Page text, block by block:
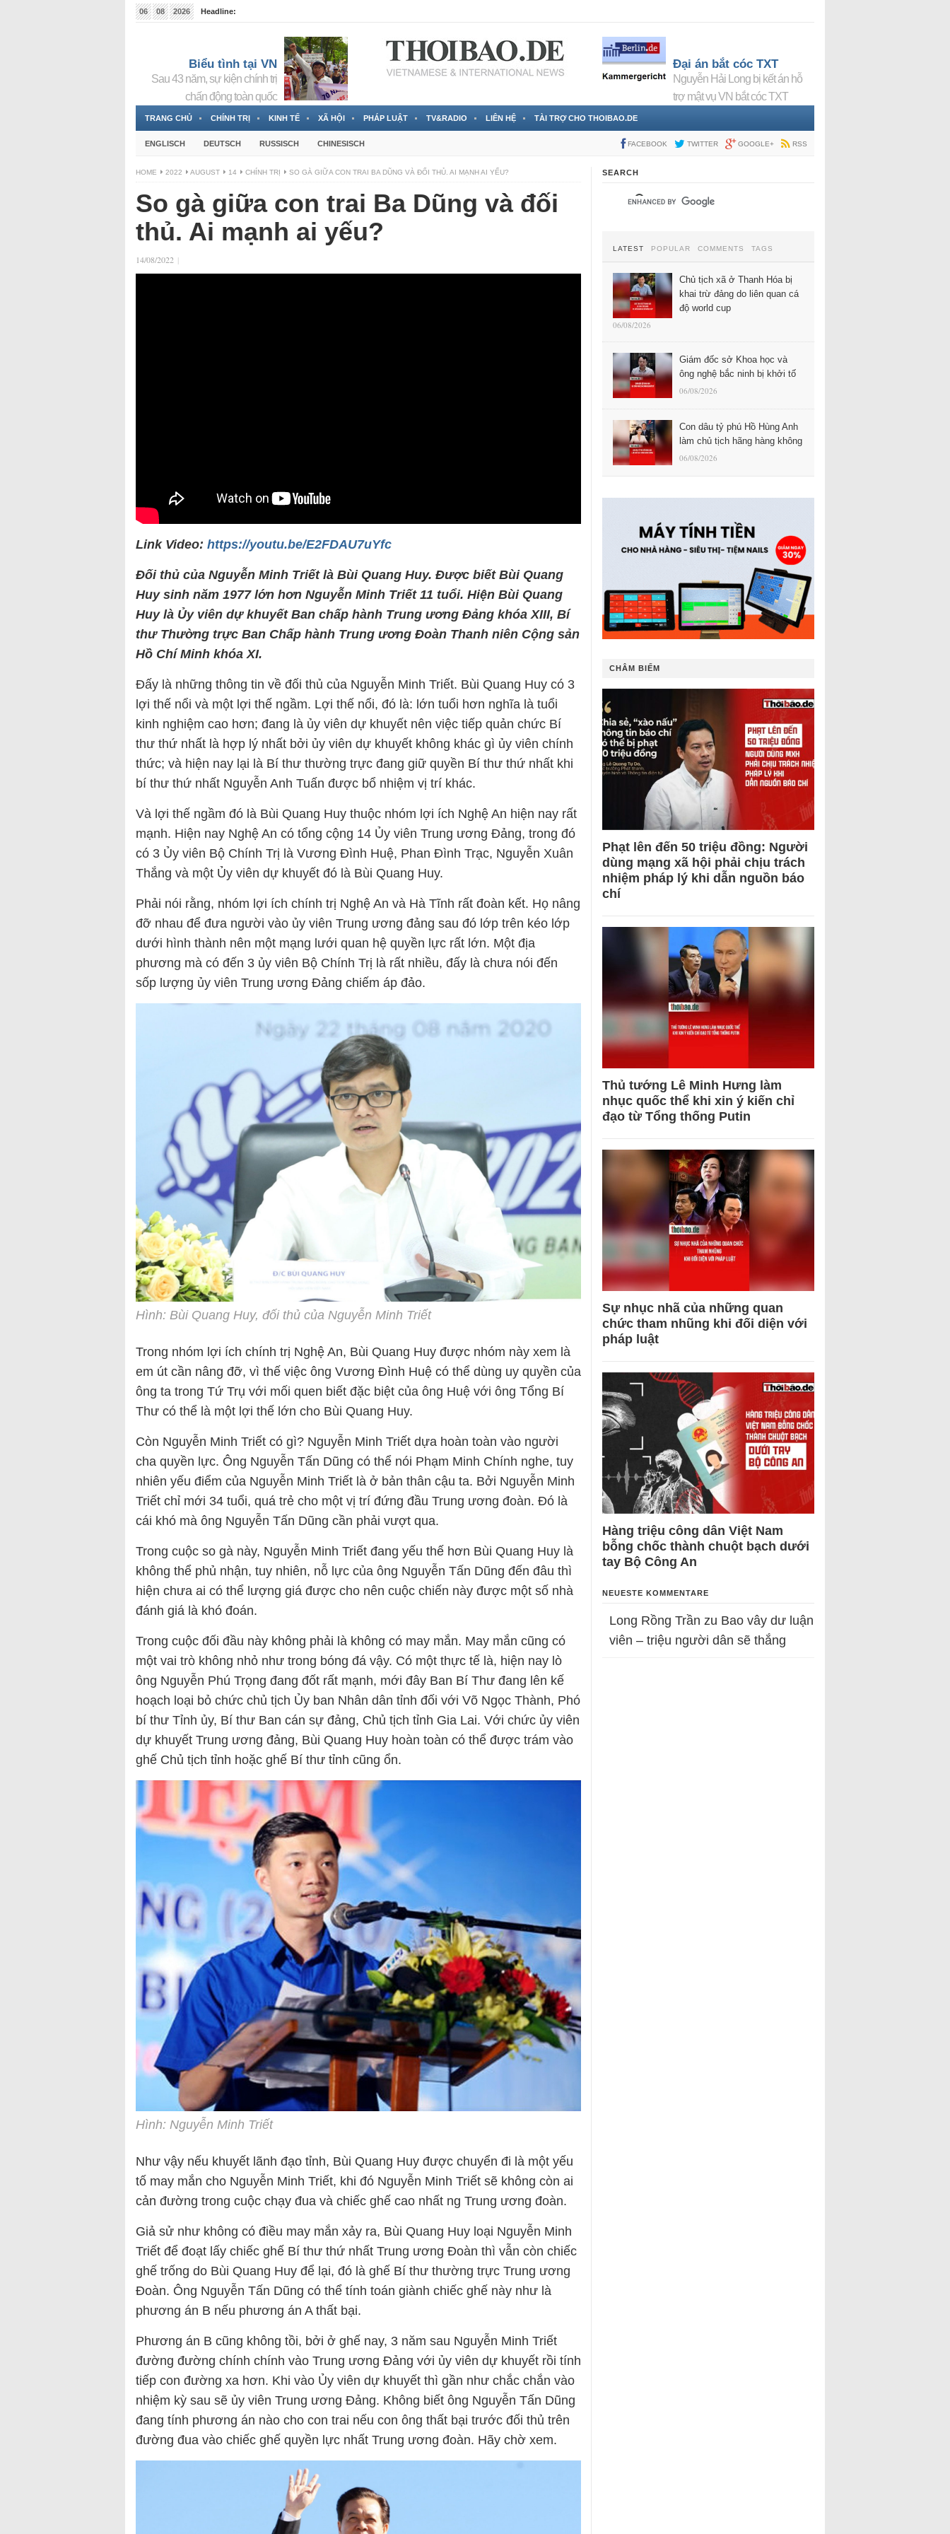
06 08 2026
Headline:
Biểu tình tại VN
Sau 43 năm, sự kiện chính trị
chấn động toàn quốc
Đại án bắt cóc TXT
Nguyễn Hải Long bị kết án hỗ
trợ mật vụ VN bắt cóc TXT
TRANG CHỦ CHÍNH TRỊ KINH TẾ XÃ HỘI PHÁP LUẬT TV&RADIO LIÊN HỆ TÀI TRỢ CHO THOIBAO.DE
ENGLISCH DEUTSCH RUSSISCH CHINESISCH FACEBOOK TWITTER GOOGLE+ RSS
HOME 2022 AUGUST 14 CHÍNH TRỊ SO GÀ GIỮA CON TRAI BA DŨNG VÀ ĐỐI THỦ. AI MẠNH AI YẾU?
So gà giữa con trai Ba Dũng và đối
thủ. Ai mạnh ai yếu?
14/08/2022 |
Link Video: https://youtu.be/E2FDAU7uYfc
Đối thủ của Nguyễn Minh Triết là Bùi Quang Huy. Được biết Bùi Quang
Huy sinh năm 1977 lớn hơn Nguyễn Minh Triết 11 tuổi. Hiện Bùi Quang
Huy là Ủy viên dự khuyết Ban chấp hành Trung ương Đảng khóa XIII, Bí
thư Thường trực Ban Chấp hành Trung ương Đoàn Thanh niên Cộng sản
Hồ Chí Minh khóa XI.
Đấy là những thông tin về đối thủ của Nguyễn Minh Triết. Bùi Quang Huy có 3
lợi thế nổi và một lợi thế ngầm. Lợi thế nổi, đó là: lớn tuổi hơn nghĩa là tuổi
kinh nghiệm cao hơn; đang là ủy viên dự khuyết nên việc tiếp quản chức Bí
thư thứ nhất là hợp lý nhất bởi ủy viên dự khuyết không khác gì ủy viên chính
thức; và hiện nay lại là Bí thư thường trực đang giữ quyền Bí thư thứ nhất khi
bí thư thứ nhất Nguyễn Anh Tuấn được bổ nhiệm vị trí khác.
Và lợi thế ngầm đó là Bùi Quang Huy thuộc nhóm lợi ích Nghệ An hiện nay rất
mạnh. Hiện nay Nghệ An có tổng cộng 14 Ủy viên Trung ương Đảng, trong đó
có 3 Ủy viên Bộ Chính Trị là Vương Đình Huệ, Phan Đình Trạc, Nguyễn Xuân
Thắng và một Ủy viên dự khuyết đó là Bùi Quang Huy.
Phải nói rằng, nhóm lợi ích chính trị Nghệ An và Hà Tĩnh rất đoàn kết. Họ nâng
đỡ nhau để đưa người vào ủy viên Trung ương đảng sau đó lớp trên kéo lớp
dưới hình thành nên một mạng lưới quan hệ quyền lực rất lớn. Một địa
phương mà có đến 3 ủy viên Bộ Chính Trị là rất nhiều, đấy là chưa nói đến
sốp lượng ủy viên Trung ương Đảng chiếm áp đảo.
Hình: Bùi Quang Huy, đối thủ của Nguyễn Minh Triết
Trong nhóm lợi ích chính trị Nghệ An, Bùi Quang Huy được nhóm này xem là
em út cần nâng đỡ, vì thế việc ông Vương Đình Huệ có thể dùng uy quyền của
ông ta trong Tứ Trụ với mối quen biết đặc biệt của ông Huệ với ông Tổng Bí
Thư có thể là một lợi thế lớn cho Bùi Quang Huy.
Còn Nguyễn Minh Triết có gì? Nguyễn Minh Triết dựa hoàn toàn vào người
cha quyền lực. Ông Nguyễn Tấn Dũng có thể nói Phạm Minh Chính nghe, tuy
nhiên yếu điểm của Nguyễn Minh Triết là ở bản thân cậu ta. Bởi Nguyễn Minh
Triết chỉ mới 34 tuổi, quá trẻ cho một vị trí đứng đầu Trung ương đoàn. Đó là
cái khó mà ông Nguyễn Tấn Dũng cần phải vượt qua.
Trong cuộc so gà này, Nguyễn Minh Triết đang yếu thế hơn Bùi Quang Huy là
không thể phủ nhận, tuy nhiên, nỗ lực của ông Nguyễn Tấn Dũng đến đâu thì
hiện chưa ai có thể lượng giá được cho nên cuộc chiến này được một số nhà
đánh giá là khó đoán.
Trong cuộc đối đầu này không phải là không có may mắn. May mắn cũng có
một vai trò không nhỏ như trong bóng đá vậy. Có một thực tế là, hiện nay lò
ông Nguyễn Phú Trọng đang đốt rất mạnh, mới đây Ban Bí Thư đang lên kế
hoạch loại bỏ chức chủ tịch Ủy ban Nhân dân tỉnh đối với Võ Ngọc Thành, Phó
bí thư Tỉnh ủy, Bí thư Ban cán sự đảng, Chủ tịch tỉnh Gia Lai. Với chức ủy viên
dự khuyết Trung ương đảng, Bùi Quang Huy hoàn toàn có thể được trám vào
ghế Chủ tịch tỉnh hoặc ghế Bí thư tỉnh cũng ổn.
Hình: Nguyễn Minh Triết
Như vậy nếu khuyết lãnh đạo tỉnh, Bùi Quang Huy được chuyển đi là một yếu
tố may mắn cho Nguyễn Minh Triết, khi đó Nguyễn Minh Triết sẽ không còn ai
cản đường trong cuộc chạy đua và chiếc ghế cao nhất ng Trung ương đoàn.
Giả sử như không có điều may mắn xảy ra, Bùi Quang Huy loại Nguyễn Minh
Triết để đoạt lấy chiếc ghế Bí thư thứ nhất Trung ương Đoàn thì vẫn còn chiếc
ghế trống do Bùi Quang Huy để lại, đó là ghế Bí thư thường trực Trung ương
Đoàn. Ông Nguyễn Tấn Dũng có thể tính toán giành chiếc ghế này như là
phương án B nếu phương án A thất bại.
Phương án B cũng không tồi, bởi ở ghế nay, 3 năm sau Nguyễn Minh Triết
đường đường chính chính vào Trung ương Đảng với ủy viên dự khuyết rồi tính
tiếp con đường xa hơn. Khi vào Ủy viên dự khuyết thì gần như chắc chắn vào
nhiệm kỳ sau sẽ ủy viên Trung ương Đảng. Không biết ông Nguyễn Tấn Dũng
đang tính phương án nào cho con trai nếu con ông thất bại trước đối thủ trên
đường đua vào chiếc ghế quyền lực nhất Trung ương đoàn. Hãy chờ xem.
SEARCH
LATEST POPULAR COMMENTS TAGS
Chủ tịch xã ở Thanh Hóa bị
khai trừ đảng do liên quan cá
độ world cup
06/08/2026
Giám đốc sở Khoa học và
ông nghệ bắc ninh bị khởi tố
06/08/2026
Con dâu tỷ phú Hồ Hùng Anh
làm chủ tịch hãng hàng không
06/08/2026
CHÂM BIẾM
Phạt lên đến 50 triệu đồng: Người
dùng mạng xã hội phải chịu trách
nhiệm pháp lý khi dẫn nguồn báo
chí
Thủ tướng Lê Minh Hưng làm
nhục quốc thể khi xin ý kiến chỉ
đạo từ Tổng thống Putin
Sự nhục nhã của những quan
chức tham nhũng khi đối diện với
pháp luật
Hàng triệu công dân Việt Nam
bỗng chốc thành chuột bạch dưới
tay Bộ Công An
NEUESTE KOMMENTARE
Long Rồng Trần zu Bao vây dư luận
viên – triệu người dân sẽ thắng